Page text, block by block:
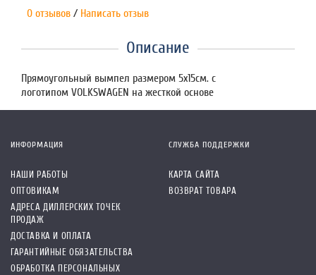
0 отзывов / Написать отзыв
Описание
Прямоугольный вымпел размером 5х15см. с
логотипом VOLKSWAGEN на жесткой основе
ИНФОРМАЦИЯ
НАШИ РАБОТЫ
ОПТОВИКАМ
АДРЕСА ДИЛЛЕРСКИХ ТОЧЕК
ПРОДАЖ
ДОСТАВКА И ОПЛАТА
ГАРАНТИЙНЫЕ ОБЯЗАТЕЛЬСТВА
ОБРАБОТКА ПЕРСОНАЛЬНЫХ
СЛУЖБА ПОДДЕРЖКИ
КАРТА САЙТА
ВОЗВРАТ ТОВАРА